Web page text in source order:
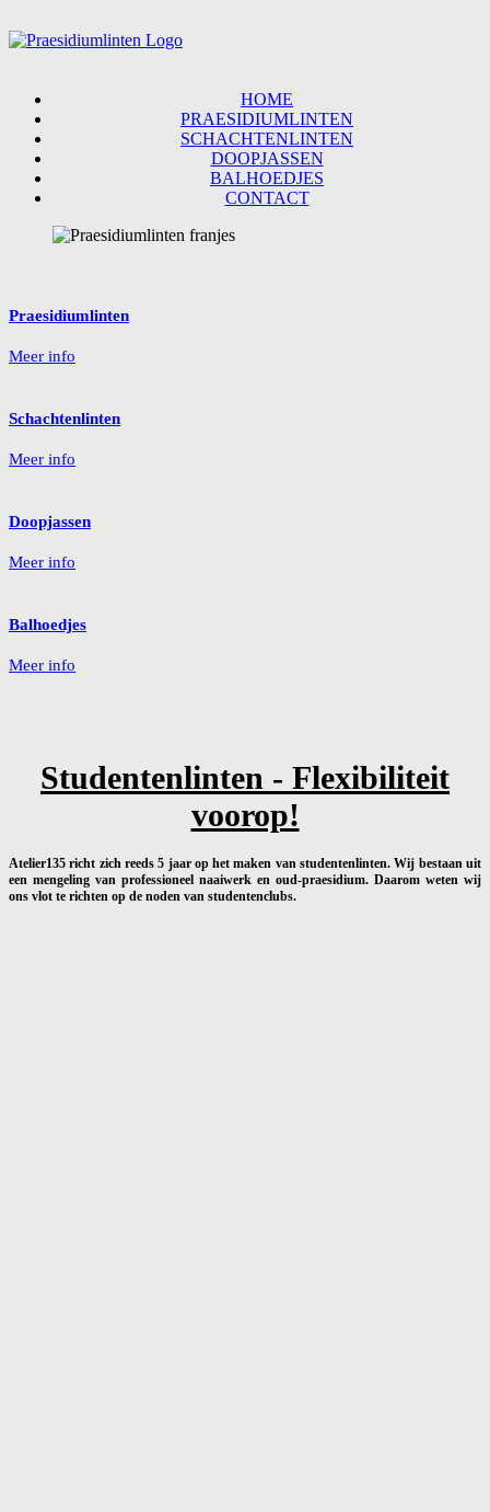
HOME
PRAESIDIUMLINTEN
SCHACHTENLINTEN
DOOPJASSEN
BALHOEDJES
CONTACT
Praesidiumlinten
Meer info
Schachtenlinten
Meer info
Doopjassen
Meer info
Balhoedjes
Meer info
Studentenlinten - Flexibiliteit
voorop!
Atelier135 richt zich reeds 5 jaar op het maken van studentenlinten. Wij bestaan uit
een mengeling van professioneel naaiwerk en oud-praesidium. Daarom weten wij
ons vlot te richten op de noden van studentenclubs.